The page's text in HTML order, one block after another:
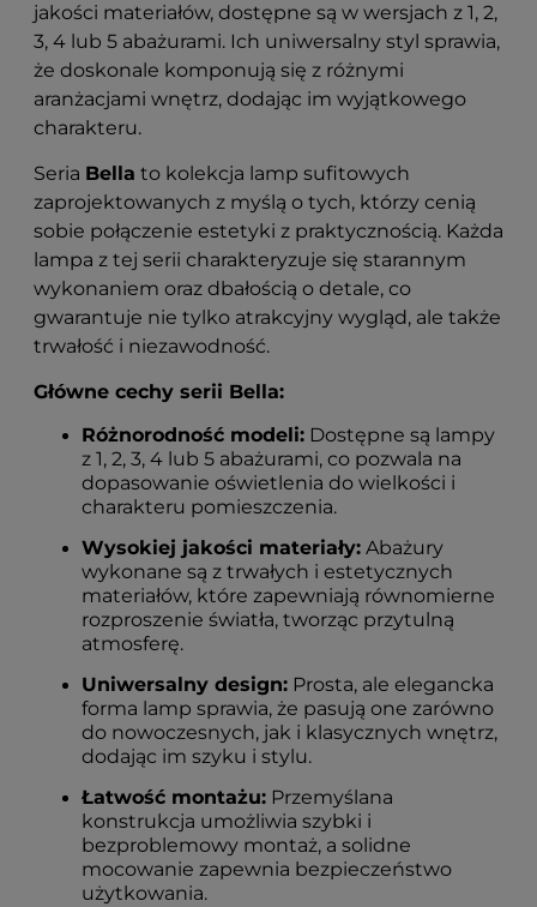
jakości materiałów, dostępne są w wersjach z 1, 2,
3, 4 lub 5 abażurami. Ich uniwersalny styl sprawia,
że doskonale komponują się z różnymi
aranżacjami wnętrz, dodając im wyjątkowego
charakteru.
Seria Bella to kolekcja lamp sufitowych
zaprojektowanych z myślą o tych, którzy cenią
sobie połączenie estetyki z praktycznością. Każda
lampa z tej serii charakteryzuje się starannym
wykonaniem oraz dbałością o detale, co
gwarantuje nie tylko atrakcyjny wygląd, ale także
trwałość i niezawodność.
Główne cechy serii Bella:
Różnorodność modeli: Dostępne są lampy
z 1, 2, 3, 4 lub 5 abażurami, co pozwala na
dopasowanie oświetlenia do wielkości i
charakteru pomieszczenia.
Wysokiej jakości materiały: Abażury
wykonane są z trwałych i estetycznych
materiałów, które zapewniają równomierne
rozproszenie światła, tworząc przytulną
atmosferę.
Uniwersalny design: Prosta, ale elegancka
forma lamp sprawia, że pasują one zarówno
do nowoczesnych, jak i klasycznych wnętrz,
dodając im szyku i stylu.
Łatwość montażu: Przemyślana
konstrukcja umożliwia szybki i
bezproblemowy montaż, a solidne
mocowanie zapewnia bezpieczeństwo
użytkowania.